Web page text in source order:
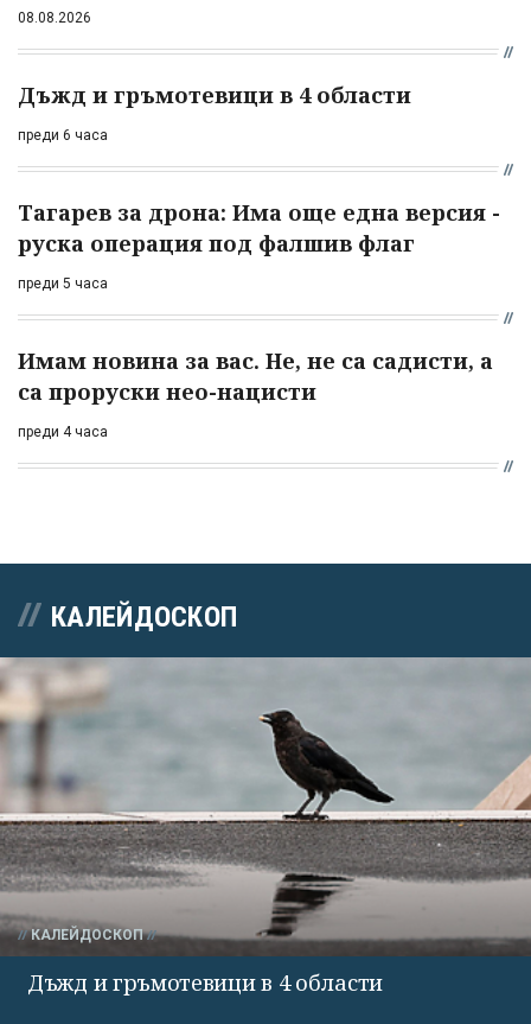
08.08.2026
Дъжд и гръмотевици в 4 области
преди 6 часа
Тагарев за дрона: Има още една версия -
руска операция под фалшив флаг
преди 5 часа
Имам новина за вас. Не, не са садисти, а
са проруски нео-нацисти
преди 4 часа
КАЛЕЙДОСКОП
КАЛЕЙДОСКОП
Дъжд и гръмотевици в 4 области